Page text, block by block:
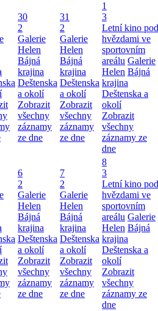
30
2
Galerie
Helen
Bájná
krajina
Deštenska
a okolí
Zobrazit
všechny
záznamy
ze dne
31
2
Galerie
Helen
Bájná
krajina
Deštenska
a okolí
Zobrazit
všechny
záznamy
ze dne
1
3
Letní kino pod
hvězdami ve
sportovním
areálu Galerie
Helen Bájná
krajina
Deštenska a
okolí
Zobrazit
všechny
záznamy ze
dne
6
2
Galerie
Helen
Bájná
krajina
Deštenska
a okolí
Zobrazit
všechny
záznamy
ze dne
7
2
Galerie
Helen
Bájná
krajina
Deštenska
a okolí
Zobrazit
všechny
záznamy
ze dne
8
3
Letní kino pod
hvězdami ve
sportovním
areálu Galerie
Helen Bájná
krajina
Deštenska a
okolí
Zobrazit
všechny
záznamy ze
dne